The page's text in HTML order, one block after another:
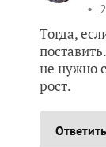
Тогда,
не нужно
рост.
Ответить